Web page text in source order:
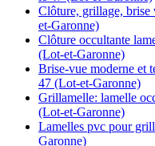
Clôture, grillage, brise
et-Garonne)
Clôture occultante
(Lot-et-Garonne)
Brise-vue moderne et
47 (Lot-et-Garonne)
Grillamelle: lamelle
(Lot-et-Garonne)
Lamelles pvc pour
Garonne)